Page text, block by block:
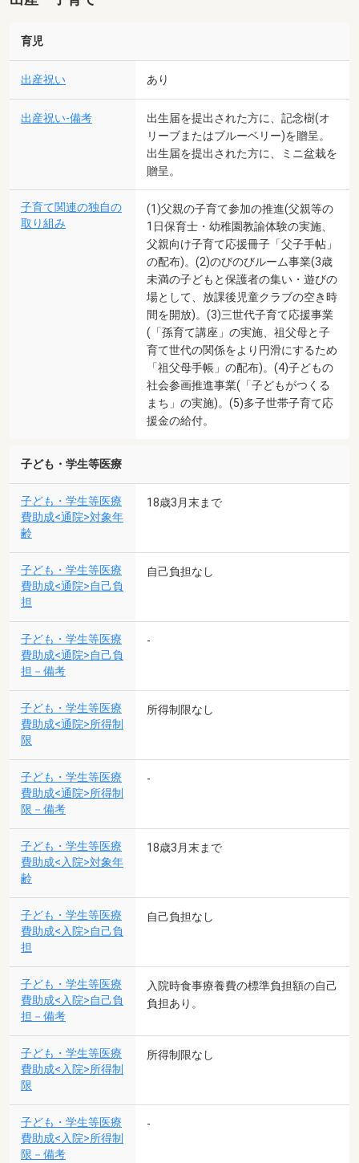
育児
出産祝い あり
出産祝い-備考
出生届を提出された方に、記念樹(オ
リーブまたはブルーベリー)を贈呈。
出生届を提出された方に、ミニ盆栽を
贈呈。
子育て関連の独自の
取り組み
(1)父親の子育て参加の推進(父親等の
1日保育士・幼稚園教諭体験の実施、
父親向け子育て応援冊子「父子手帖」
の配布)。(2)のびのびルーム事業(3歳
未満の子どもと保護者の集い・遊びの
場として、放課後児童クラブの空き時
間を開放)。(3)三世代子育て応援事業
(「孫育て講座」の実施、祖父母と子
育て世代の関係をより円滑にするため
「祖父母手帳」の配布)。(4)子どもの
社会参画推進事業(「子どもがつくる
まち」の実施)。(5)多子世帯子育て応
援金の給付。
子ども・学生等医療
子ども・学生等医療
費助成<通院>対象年
齢
18歳3月末まで
子ども・学生等医療
費助成<通院>自己負
担
自己負担なし
子ども・学生等医療
費助成<通院>自己負
担－備考
-
子ども・学生等医療
費助成<通院>所得制
限
所得制限なし
子ども・学生等医療
費助成<通院>所得制
限－備考
-
子ども・学生等医療
費助成<入院>対象年
齢
18歳3月末まで
子ども・学生等医療
費助成<入院>自己負
担
自己負担なし
子ども・学生等医療
費助成<入院>自己負
担－備考
入院時食事療養費の標準負担額の自己
負担あり。
子ども・学生等医療
費助成<入院>所得制
限
所得制限なし
子ども・学生等医療
費助成<入院>所得制
限－備考
-